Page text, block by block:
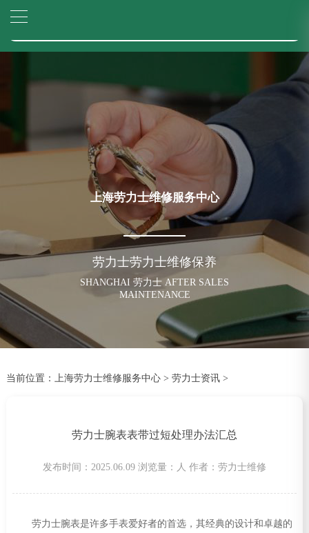
2026年6月劳力士售后服务中心最新网点地址：
节假日正常营业！
上海劳力士维修服务中心
劳力士劳力士维修保养
SHANGHAI 劳力士 AFTER SALES
MAINTENANCE
当前位置： 上海劳力士维修服务中心> 劳力士资讯>
劳力士腕表表带过短处理办法汇总
发布时间：2025.06.09 浏览量： 人 作者：劳力士维修
劳力士腕表是许多手表爱好者的首选，其经典的设计和卓越的